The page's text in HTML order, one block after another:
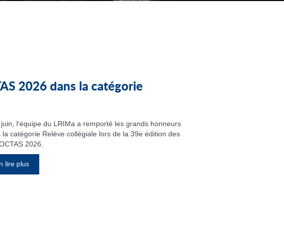
2026 dans la catégorie
l'équipe du LRIMa a remporté les grands honneurs
la catégorie Relève collégiale lors de la 39e édition des
2026.
lire plus